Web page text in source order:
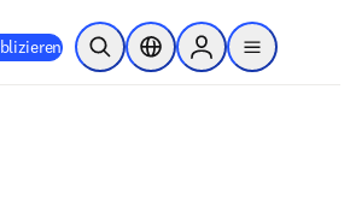
Suche öffnenStandortauswahl
Sign in to products
menu